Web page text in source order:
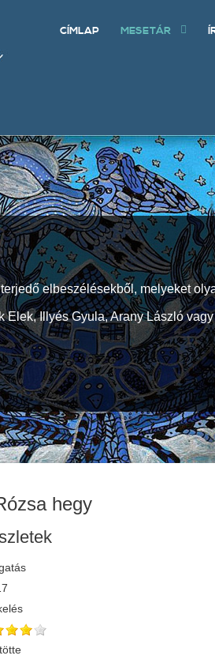
CÍMLAP MESETÁR
elbeszélésekből, melyeket
Elek, Illyés Gyula, Arany László
hegy